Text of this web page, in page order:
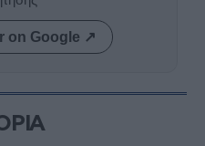
on Google ↗